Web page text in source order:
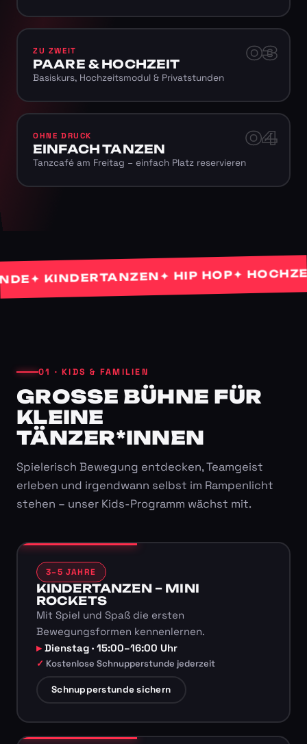
03
ZU ZWEIT
PAARE & HOCHZEIT
Basiskurs, Hochzeitsmodul & Privatstunden
04
OHNE DRUCK
EINFACH TANZEN
Tanzcafé am Freitag – einfach Platz reservieren
✦ KINDERTANZEN✦ HIP HOP✦
01 · KIDS & FAMILIEN
GROSSE BÜHNE FÜR K
LEINE T
ÄNZER*INNEN
Spielerisch Bewegung entdecken, Teamgeist
erleben und irgendwann selbst im Rampenlicht
stehen – unser Kids-Programm wächst mit.
3–5 JAHRE
KINDERTANZEN – MINI
ROCKETS
Mit Spiel und Spaß die ersten
Bewegungsformen kennenlernen.
Dienstag · 15:00–16:00 Uhr
Kostenlose Schnupperstunde jederzeit
Schnupperstunde sichern